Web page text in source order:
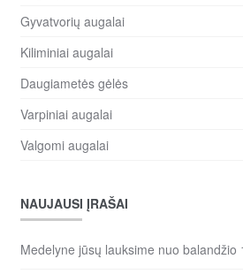
Gyvatvorių augalai
Kiliminiai augalai
Daugiametės gėlės
Varpiniai augalai
Valgomi augalai
NAUJAUSI ĮRAŠAI
Medelyne jūsų lauksime nuo balandžio